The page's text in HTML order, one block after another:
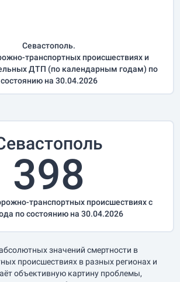
Севастополь.
транспортных происшествиях и
ДТП (по календарным годам) по
состоянию на 30.04.2026
398
транспортных происшествиях с
по состоянию на 30.04.2026
значений смертности в
происшествиях в разных регионах и
объективную картину проблемы,